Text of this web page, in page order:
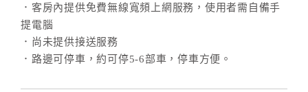
．客房內提供免費無線寬頻上網服務，使用者需自備手
提電腦
．尚未提供接送服務
．路邊可停車，約可停5-6部車，停車方便。